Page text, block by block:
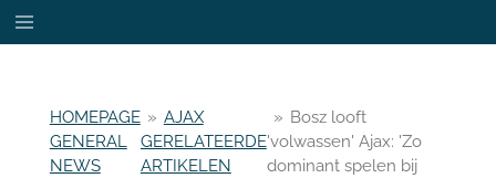
Ga
direct
hoofdinhoud
HOMEPAGE
GENERAL
NEWS
» AJAX
GERELATEERDE
ARTIKELEN
» Bosz looft
'volwassen' Ajax: 'Zo
dominant spelen bij